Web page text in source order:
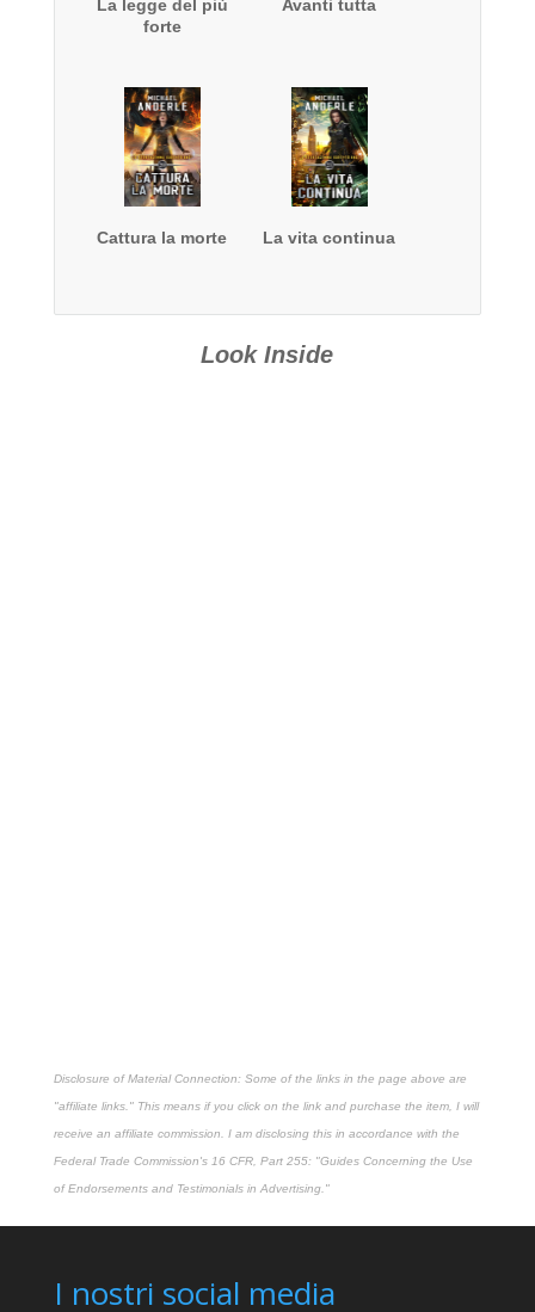
La legge del più
forte
Avanti tutta
Cattura la morte La vita continua
Look Inside
Disclosure of Material Connection: Some of the links in the page above are
"affiliate links." This means if you click on the link and purchase the item, I will
receive an affiliate commission. I am disclosing this in accordance with the
Federal Trade Commission's 16 CFR, Part 255: "Guides Concerning the Use
of Endorsements and Testimonials in Advertising."
I nostri social media